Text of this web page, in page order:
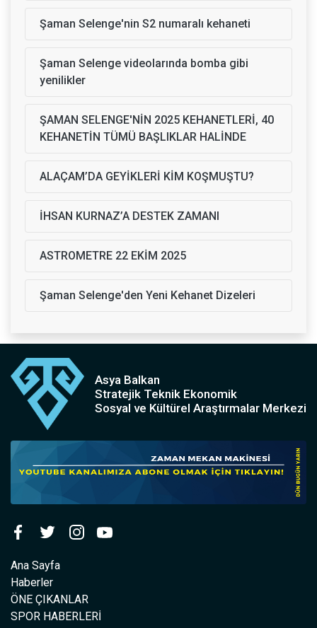
Şaman Selenge'nin S2 numaralı kehaneti
Şaman Selenge videolarında bomba gibi
yenilikler
ŞAMAN SELENGE'NİN 2025 KEHANETLERİ, 40
KEHANETİN TÜMÜ BAŞLIKLAR HALİNDE
ALAÇAM’DA GEYİKLERİ KİM KOŞMUŞTU?
İHSAN KURNAZ’A DESTEK ZAMANI
ASTROMETRE 22 EKİM 2025
Şaman Selenge'den Yeni Kehanet Dizeleri
Asya Balkan
Stratejik Teknik Ekonomik
Sosyal ve Kültürel Araştırmalar Merkezi
Ana Sayfa
Haberler
ÖNE ÇIKANLAR
SPOR HABERLERİ